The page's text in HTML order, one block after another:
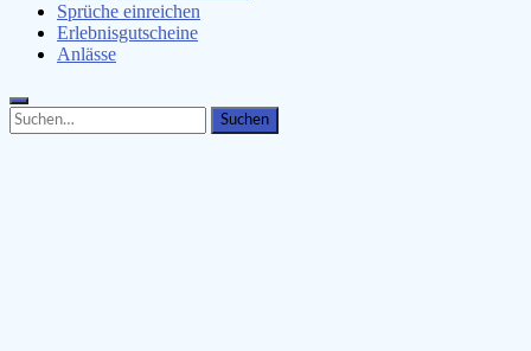
Sprüche einreichen
Erlebnisgutscheine
Anlässe
Search
for:
Search